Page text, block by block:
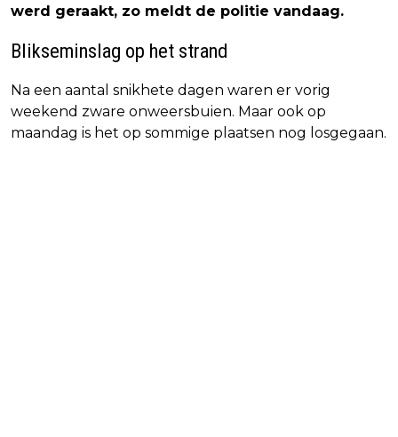
werd geraakt, zo meldt de politie vandaag.
Blikseminslag op het strand
Na een aantal snikhete dagen waren er vorig
weekend zware onweersbuien. Maar ook op
maandag is het op sommige plaatsen nog losgegaan.